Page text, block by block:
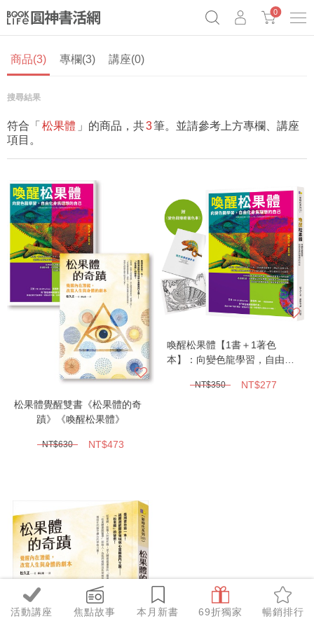
《祕密》作者最新《致富》公開
0
活動講座 焦點故事 本月新書 69折獨家 暢銷排行
商品(3) 專欄(3) 講座(0)
搜尋結果
符合「 松果體 」的商品，共3筆。並請參考上方專欄、講座
項目。
松果體覺醒雙書《松果體的奇
蹟》《喚醒松果體》
NT$630 NT$473
喚醒松果體【1書＋1著色
本】：向變色龍學習，自由化
NT$350 NT$277